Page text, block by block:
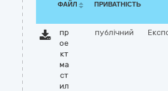
ФАЙЛ ПРИВАТНІСТЬ
пр
ое
кт
ма
ст
ил
публічний